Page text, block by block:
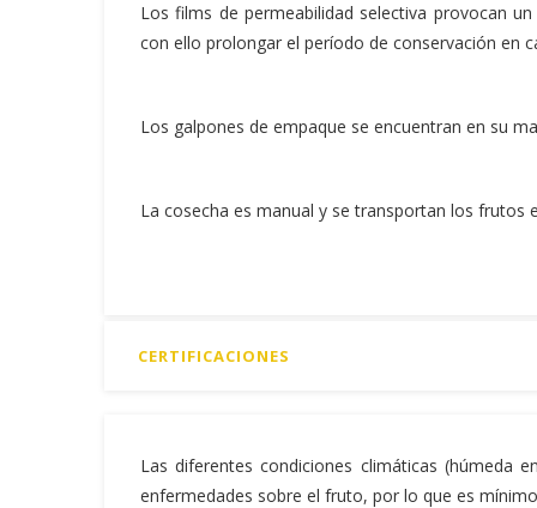
Los films de permeabilidad selectiva provocan
con ello prolongar el período de conservación en
Los galpones de empaque se encuentran en su
La cosecha es manual y se transportan los frutos
CERTIFICACIONES
Las diferentes condiciones climáticas (húmeda
enfermedades sobre el fruto, por lo que es